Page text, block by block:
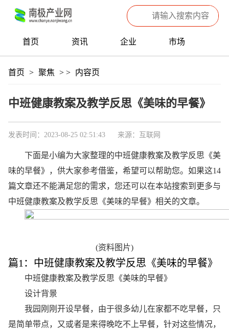
首页 资讯 企业 市场
首页 > 聚焦 > > 内容页
中班健康教案及教学反思《美味的早餐》
发表时间：2023-08-25 02:51:43 来源：互联网
下面是小编为大家整理的中班健康教案及教学反思《美
味的早餐》，供大家参考借鉴，希望可以帮助您。如果这14
篇文章还不能满足您的需求，您还可以在本站搜索到更多与
中班健康教案及教学反思《美味的早餐》相关的文章。
(资料图片)
篇1：中班健康教案及教学反思《美味的早餐》
中班健康教案及教学反思《美味的早餐》
设计背景
我园刚刚开设早餐，由于很多幼儿在家都不吃早餐，只
是简单带点，又或者是来得晚吃不上早餐，针对这些情况，